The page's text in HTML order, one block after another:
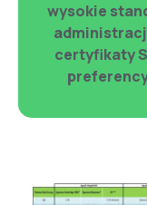
wysokie
certyfikaty